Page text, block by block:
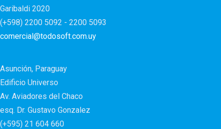
Garibaldi 2020
(+598) 2200 5092 - 2200 5093
comercial@todosoft.com.uy
Asunción, Paraguay
Edificio Universo
Av. Aviadores del Chaco
esq. Dr. Gustavo Gonzalez
(+595) 21 604 660